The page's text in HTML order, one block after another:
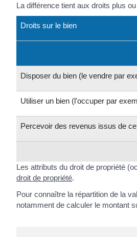
La différence tient aux droits plus
Droits sur le bien
Disposer du bien (le vendre par
Utiliser un bien (l'occuper par
Percevoir des revenus issus de
Les attributs du droit de propriété
droit de propriété.
Pour connaître la répartition de la
notamment de calculer le montant